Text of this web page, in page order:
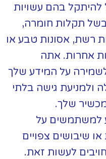
להיתקל בהם עשויות
בשל תקלות חומרה,
רשת, אסונות טבע או
אחרות. אתה
על המידע שלך
ולמניעת גישה בלתי
שלך.
למשתמשים על
שיבושים צפויים
לעשות זאת.